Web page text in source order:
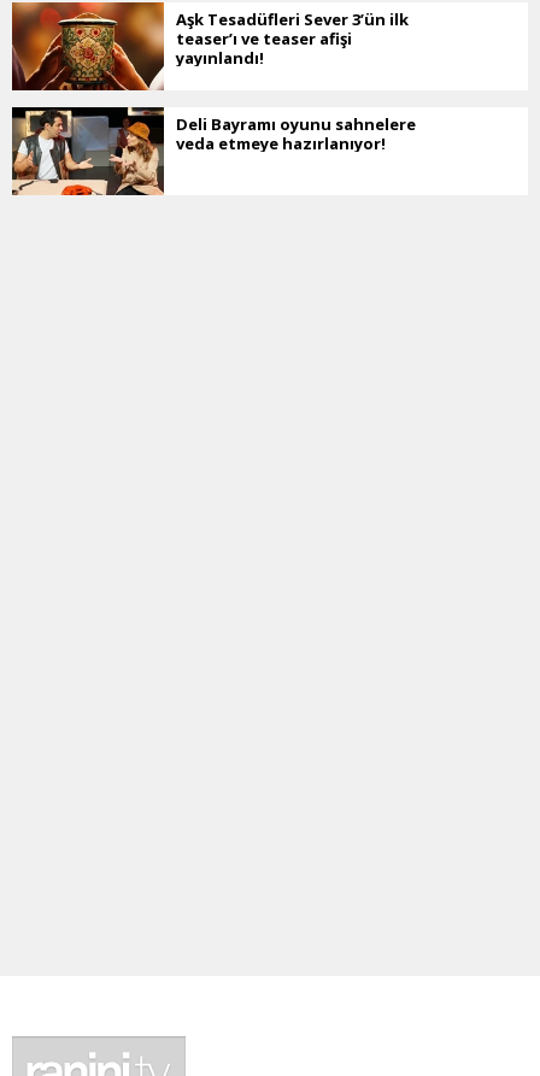
Aşk Tesadüfleri Sever 3’ün ilk
teaser’ı ve teaser afişi
yayınlandı!
Deli Bayramı oyunu sahnelere
veda etmeye hazırlanıyor!